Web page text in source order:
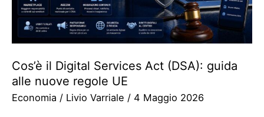
Cos’è il Digital Services Act (DSA): guida
alle nuove regole UE
Economia / Livio Varriale / 4 Maggio 2026